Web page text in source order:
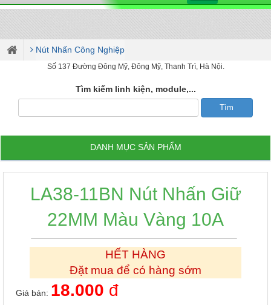
Nút Nhấn Công Nghiệp
Số 137 Đường Đông Mỹ, Đông Mỹ, Thanh Trì, Hà Nội.
Tìm kiếm linh kiện, module,...
DANH MỤC SẢN PHẨM
LA38-11BN Nút Nhấn Giữ
22MM Màu Vàng 10A
HẾT HÀNG
Đặt mua để có hàng sớm
Giá bán: 18.000 đ